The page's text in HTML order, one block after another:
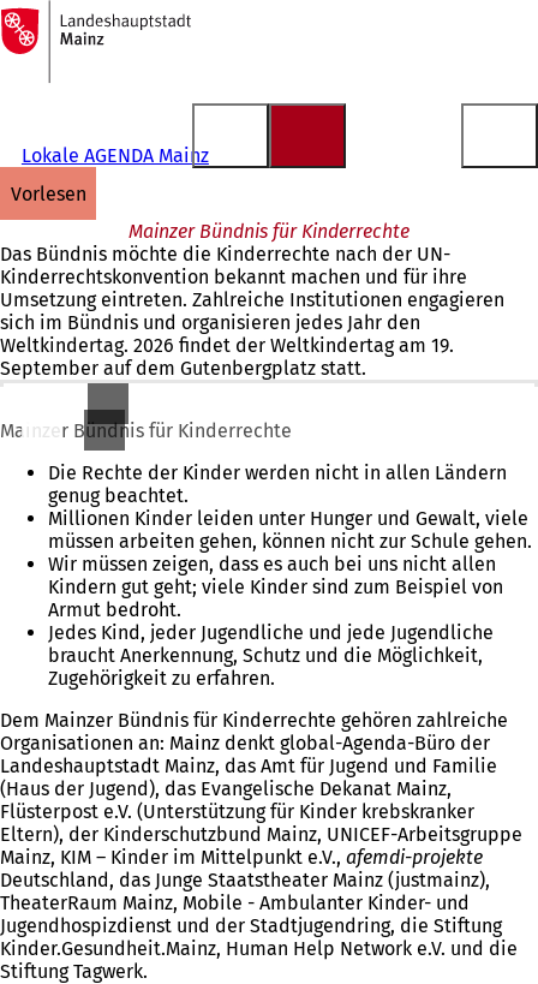
Inhalt anspringen
Zur
Startseite
Lokale AGENDA Mainz
vorlesen
Mainzer Bündnis für Kinderrechte
Das Bündnis möchte die Kinderrechte nach der UN-
Kinderrechtskonvention bekannt machen und für ihre
Umsetzung eintreten. Zahlreiche Institutionen engagieren
sich im Bündnis und organisieren jedes Jahr den
Weltkindertag. 2026 findet der Weltkindertag am 19.
September auf dem Gutenbergplatz statt.
Mainzer Bündnis für Kinderrechte
Die Rechte der Kinder werden nicht in allen Ländern
genug beachtet.
Millionen Kinder leiden unter Hunger und Gewalt, viele
müssen arbeiten gehen, können nicht zur Schule gehen.
Wir müssen zeigen, dass es auch bei uns nicht allen
Kindern gut geht; viele Kinder sind zum Beispiel von
Armut bedroht.
Jedes Kind, jeder Jugendliche und jede Jugendliche
braucht Anerkennung, Schutz und die Möglichkeit,
Zugehörigkeit zu erfahren.
Dem Mainzer Bündnis für Kinderrechte gehören zahlreiche
Organisationen an: Mainz denkt global-Agenda-Büro der
Landeshauptstadt Mainz, das Amt für Jugend und Familie
(Haus der Jugend), das Evangelische Dekanat Mainz,
Flüsterpost e.V. (Unterstützung für Kinder krebskranker
Eltern), der Kinderschutzbund Mainz, UNICEF-Arbeitsgruppe
Mainz, KIM – Kinder im Mittelpunkt e.V., afemdi-projekte
Deutschland, das Junge Staatstheater Mainz (justmainz),
TheaterRaum Mainz, Mobile - Ambulanter Kinder- und
Jugendhospizdienst und der Stadtjugendring, die Stiftung
Kinder.Gesundheit.Mainz, Human Help Network e.V. und die
Stiftung Tagwerk.